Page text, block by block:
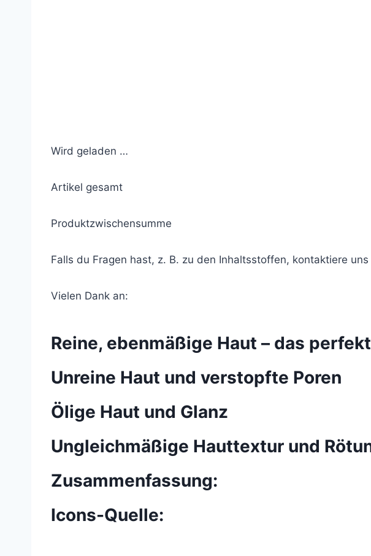
Wird geladen …
Artikel gesamt
Produktzwischensumme
Falls du Fragen hast, z. B. zu den Inhaltsstoffen, kontaktiere
Vielen Dank an:
Reine, ebenmäßige Haut – das
Unreine Haut und verstopfte Poren
Ölige Haut und Glanz
Ungleichmäßige Hauttextur und
Zusammenfassung:
Icons-Quelle: